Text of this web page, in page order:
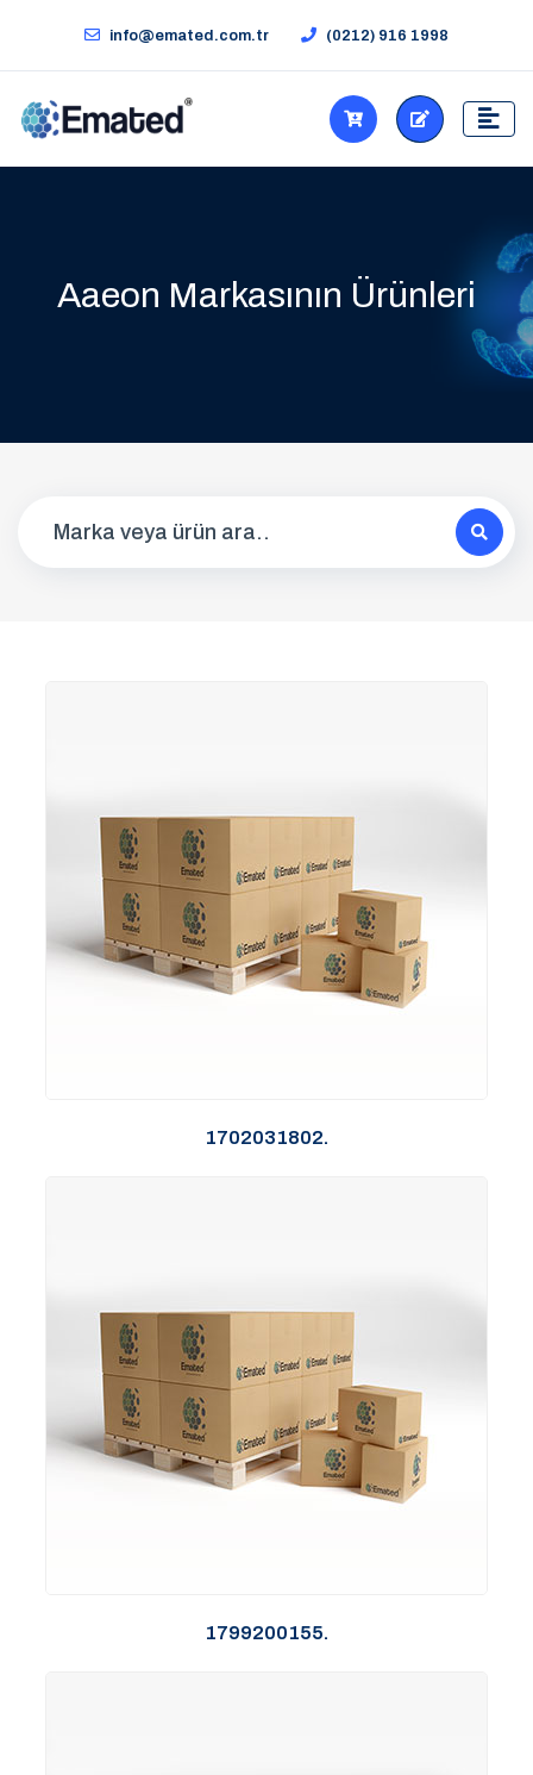
info@emated.com.tr (0212) 916 1998
Aaeon Markasının Ürünleri
1702031802.
1799200155.